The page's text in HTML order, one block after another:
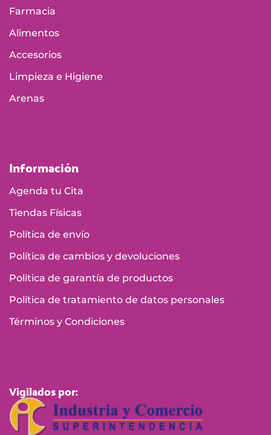
Farmacia
Alimentos
Accesorios
Limpieza e Higiene
Arenas
Información
Agenda tu Cita
Tiendas Físicas
Política de envío
Política de cambios y devoluciones
Política de garantía de productos
Política de tratamiento de datos personales
Términos y Condiciones
Vigilados por: